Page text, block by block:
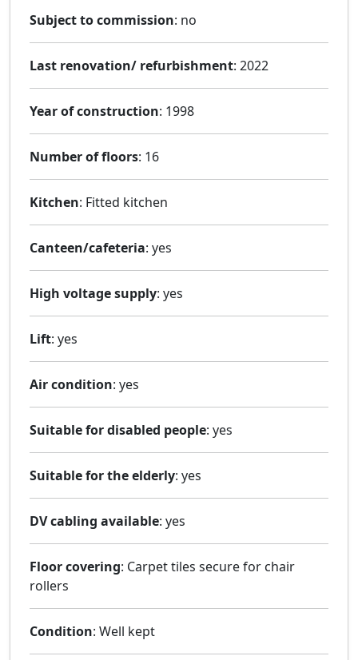
Subject to commission: no
Last renovation/ refurbishment: 2022
Year of construction: 1998
Number of floors: 16
Kitchen: Fitted kitchen
Canteen/cafeteria: yes
High voltage supply: yes
Lift: yes
Air condition: yes
Suitable for disabled people: yes
Suitable for the elderly: yes
DV cabling available: yes
Floor covering: Carpet tiles secure for chair
rollers
Condition: Well kept